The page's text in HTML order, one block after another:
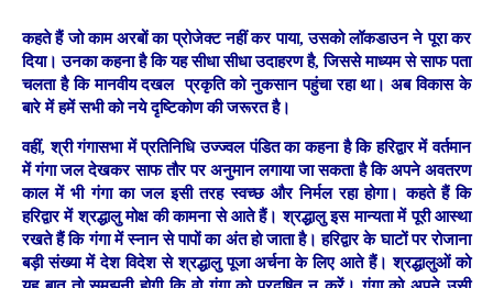
कहते हैं जो काम अरबों का प्रोजेक्ट नहीं कर पाया, उसको लॉकडाउन ने पूरा कर
दिया। उनका कहना है कि यह सीधा सीधा उदाहरण है, जिससे माध्यम से साफ पता
चलता है कि मानवीय दखल प्रकृति को नुकसान पहुंचा रहा था। अब विकास के
बारे में हमें सभी को नये दृष्टिकोण की जरूरत है।
वहीं, श्री गंगासभा में प्रतिनिधि उज्ज्वल पंडित का कहना है कि हरिद्वार में वर्तमान
में गंगा जल देखकर साफ तौर पर अनुमान लगाया जा सकता है कि अपने अवतरण
काल में भी गंगा का जल इसी तरह स्वच्छ और निर्मल रहा होगा। कहते हैं कि
हरिद्वार में श्रद्धालु मोक्ष की कामना से आते हैं। श्रद्धालु इस मान्यता में पूरी आस्था
रखते हैं कि गंगा में स्नान से पापों का अंत हो जाता है। हरिद्वार के घाटों पर रोजाना
बड़ी संख्या में देश विदेश से श्रद्धालु पूजा अर्चना के लिए आते हैं। श्रद्धालुओं को